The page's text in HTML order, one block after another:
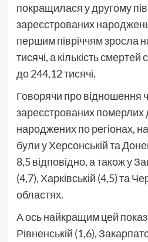
покращилася у другому
зареєстрованих
першим півріччям зросла
тисячі, а кількість
до 244,12 тисячі.
Говорячи про відношення
зареєстрованих померлих
народжених по регіонах,
були у Херсонській та
8,5 відповідно, а також у
(4,7), Харківській (4,5) та
областях.
А ось найкращим цей
Рівненській (1,6),